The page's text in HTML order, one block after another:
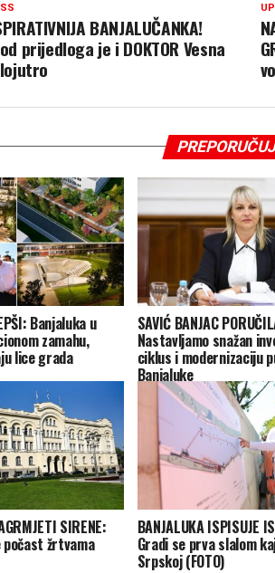
BANJALUČANKA!
prijedloga je i DOKTOR Vesna
Banjaluka u
zamahu,
lice grada
SAVIĆ BANJAC
Nastavljamo snažan
ciklus i modernizaciju
Banjaluke
SIRENE:
počast žrtvama
BANJALUKA ISPISUJE
Gradi se prva slalom
Srpskoj (FOTO)